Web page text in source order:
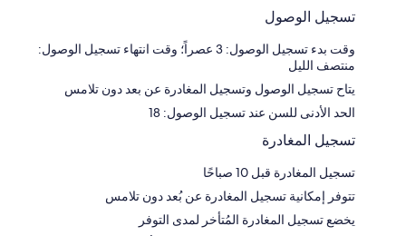
تسجيل الوصول
وقت بدء تسجيل الوصول: 3 عصراً؛ وقت انتهاء تسجيل الوصول:
منتصف الليل
يتاح تسجيل الوصول وتسجيل المغادرة عن بعد دون تلامس
الحد الأدنى للسن عند تسجيل الوصول: 18
تسجيل المغادرة
تسجيل المغادرة قبل 10 صباحًا
تتوفر إمكانية تسجيل المغادرة عن بُعد دون تلامس
يخضع تسجيل المغادرة المُتأخر لمدى التوفر